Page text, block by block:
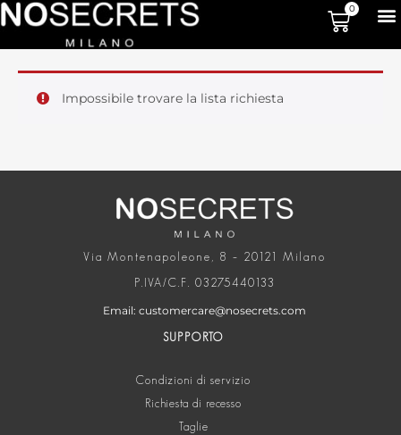
0
Impossibile trovare la lista richiesta
Via Montenapoleone, 8 – 20121 Milano
P.IVA/C.F. 03275440133
Email: customercare@nosecrets.com
SUPPORTO
Condizioni di servizio
Richiesta di recesso
Taglie